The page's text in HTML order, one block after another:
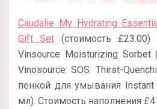
Caudalie My Hydrating
Gift Set (стоимость
Vinsource Moisturizing
Vinosource SOS Thirst-
пенкой для умывания Instant
мл). Стоимость наполнения